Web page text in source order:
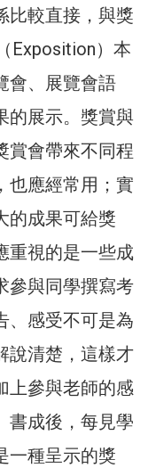
比較直接，與獎
Exposition）本
會、展覽會語
的展示。獎賞與
賞會帶來不同程
也應經常用；實
的成果可給獎
重視的是一些成
參與同學撰寫考
、感受不可是為
說清楚，這樣才
上參與老師的感
書成後，每見學
一種呈示的獎